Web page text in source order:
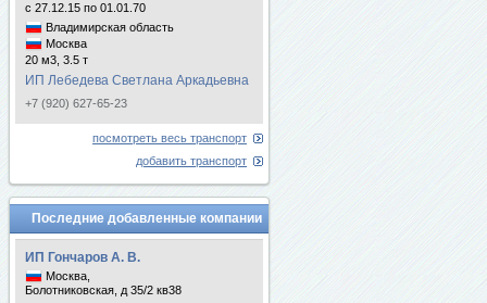
с 27.12.15 по 01.01.70
Владимирская область
Москва
20 м3, 3.5 т
ИП Лебедева Светлана Аркадьевна
+7 (920) 627-65-23
посмотреть весь транспорт
добавить транспорт
Последние добавленные компании
ИП Гончаров А. В.
Москва,
Болотниковская, д 35/2 кв38